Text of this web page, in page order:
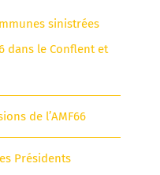
sinistrées
dans le Conflent et
de l’AMF66
Présidents